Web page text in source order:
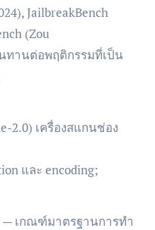
JailbreakBench
(Zou
ทานต่อพฤติกรรมที่เป็น
2.0) เครื่องสแกนช่อง
และ encoding;
— เกณฑ์มาตรฐานการทำ